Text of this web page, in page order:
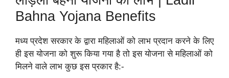
Bahna Yojana Benefits
मध्य प्रदेश सरकार के द्वारा महिलाओं को लाभ प्रदान करने के लिए
ही इस योजना को शुरू किया गया है तो इस योजना से महिलाओं को
मिलने वाले लाभ कुछ इस प्रकार है:-